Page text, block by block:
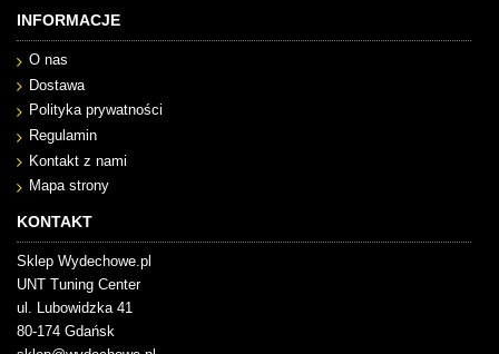
INFORMACJE
O nas
Dostawa
Polityka prywatności
Regulamin
Kontakt z nami
Mapa strony
KONTAKT
Sklep Wydechowe.pl
UNT Tuning Center
ul. Lubowidzka 41
80-174 Gdańsk